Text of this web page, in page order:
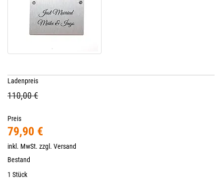
Ladenpreis
110,00 €
Preis
79,90 €
inkl. MwSt. zzgl. Versand
Bestand
1 Stück